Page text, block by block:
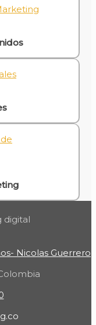
Nicolas Guerrero